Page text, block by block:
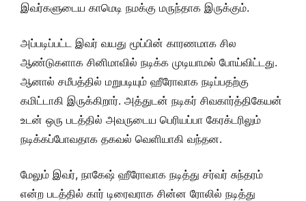
இவர்களுடைய காமெடி நமக்கு மருந்தாக இருக்கும்.
அப்படிப்பட்ட இவர் வயது மூப்பின் காரணமாக சில
ஆண்டுகளாக சினிமாவில் நடிக்க முடியாமல் போய்விட்டது.
ஆனால் சமீபத்தில் மறுபடியும் ஹீரோவாக நடிப்பதற்கு
கமிட்டாகி இருக்கிறார். அத்துடன் நடிகர் சிவகார்த்திகேயன்
உடன் ஒரு படத்தில் அவருடைய பெரியப்பா கேரக்டரிலும்
நடிக்கப்போவதாக தகவல் வெளியாகி வந்தன.
மேலும் இவர், நாகேஷ் ஹீரோவாக நடித்து சர்வர் சுந்தரம்
என்ற படத்தில் கார் டிரைவராக சின்ன ரோலில் நடித்து